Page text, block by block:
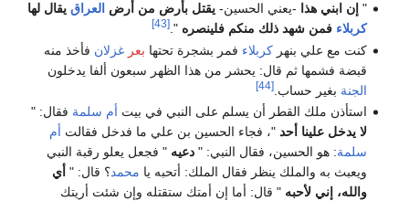
" إن ابني هذا -يعني الحسين- يقتل بأرض من أرض العراق يقال لها
كربلاء فمن شهد ذلك منكم فلينصره".
[43]
كنت مع علي بنهركربلاء فمر بشجرة تحتها بعر غزلان فأخذ منه
قبضة فشمها ثم قال: يحشر من هذا الظهر سبعون ألفا يدخلون
الجنة بغير حساب.[44]
استأذن ملك القطر أن يسلم على النبي في بيت أم سلمة فقال: "
لا يدخل علينا أحد"، فجاء الحسين بن علي ما فدخل فقالت أم
سلمة: هو الحسين، فقال النبي: " دعيه" فجعل يعلو رقبة النبي
ويعبث به والملك ينظر فقال الملك: أتحبه يا محمد؟ قال: " أي
والله، إني لأحبه" قال: أما إن أمتك ستقتله وإن شئت أريتك